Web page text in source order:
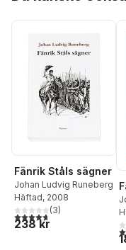
Fänrik Ståls sägner
Johan Ludvig Runeberg
Häftad, 2008
4,7utav 5 stjärnor. Totalt
(3)
238 kr